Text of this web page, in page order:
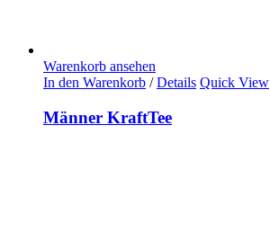
Warenkorb ansehen
In den Warenkorb / Details Quick View
Männer KraftTee